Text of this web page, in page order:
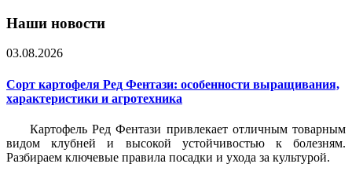
Наши новости
03.08.2026
Сорт картофеля Ред Фентази: особенности выращивания,
характеристики и агротехника
Картофель Ред Фентази привлекает отличным товарным
видом клубней и высокой устойчивостью к болезням.
Разбираем ключевые правила посадки и ухода за культурой.